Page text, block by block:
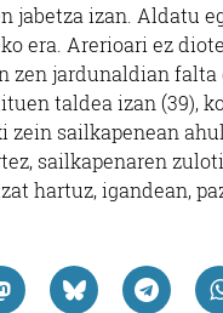
jabetza izan. Aldatu
era. Arerioari ez
zen jardunaldian
taldea izan (39),
sailkapenean
sailkapenaren
hartuz, igandean,